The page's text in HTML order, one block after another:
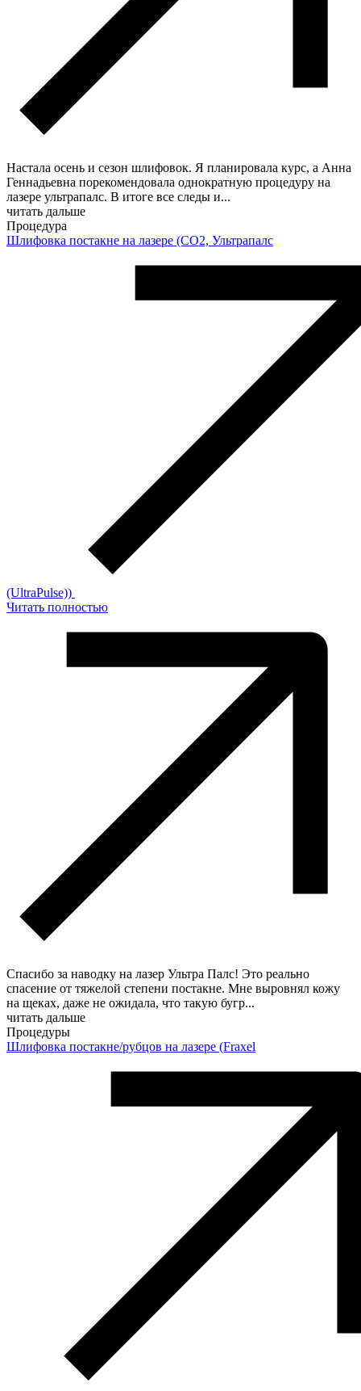
Настала осень и сезон шлифовок. Я планировала курс, а Анна
Геннадьевна порекомендовала однократную процедуру на
лазере ультрапалс. В итоге все следы и...
читать дальше
Процедура
Шлифовка постакне на лазере (CO2, Ультрапалс
(UltraPulse))
Читать полностью
Спасибо за наводку на лазер Ультра Палс! Это реально
спасение от тяжелой степени постакне. Мне выровнял кожу
на щеках, даже не ожидала, что такую бугр...
читать дальше
Процедуры
Шлифовка постакне/рубцов на лазере (Fraxel